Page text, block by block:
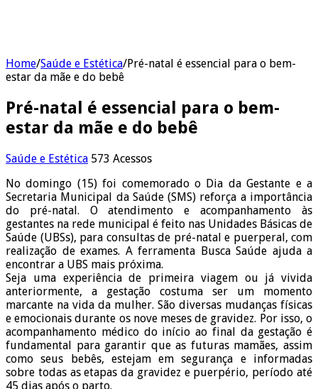
Home/Saúde e Estética/Pré-natal é essencial para o bem-
estar da mãe e do bebê
Pré-natal é essencial para o bem-
estar da mãe e do bebê
Saúde e Estética 573 Acessos
No domingo (15) foi comemorado o Dia da Gestante e a
Secretaria Municipal da Saúde (SMS) reforça a importância
do pré-natal. O atendimento e acompanhamento às
gestantes na rede municipal é feito nas Unidades Básicas de
Saúde (UBSs), para consultas de pré-natal e puerperal, com
realização de exames. A ferramenta Busca Saúde ajuda a
encontrar a UBS mais próxima.
Seja uma experiência de primeira viagem ou já vivida
anteriormente, a gestação costuma ser um momento
marcante na vida da mulher. São diversas mudanças físicas
e emocionais durante os nove meses de gravidez. Por isso, o
acompanhamento médico do início ao final da gestação é
fundamental para garantir que as futuras mamães, assim
como seus bebês, estejam em segurança e informadas
sobre todas as etapas da gravidez e puerpério, período até
45 dias após o parto.